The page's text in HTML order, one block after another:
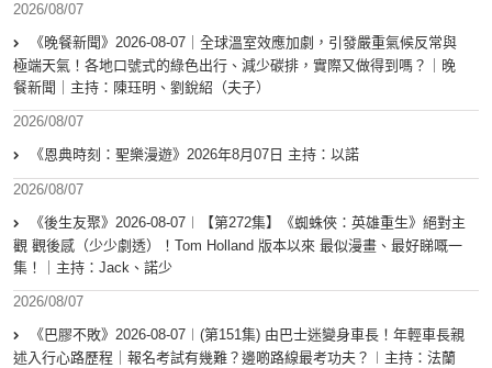
2026/08/07
《晚餐新聞》2026-08-07｜全球溫室效應加劇，引發嚴重氣候反常與
極端天氣！各地口號式的綠色出行、減少碳排，實際又做得到嗎？｜晚
餐新聞｜主持：陳珏明、劉銳紹（夫子）
2026/08/07
《恩典時刻：聖樂漫遊》2026年8月07日 主持：以諾
2026/08/07
《後生友聚》2026-08-07︱【第272集】《蜘蛛俠：英雄重生》絕對主
觀 觀後感（少少劇透）！Tom Holland 版本以來 最似漫畫、最好睇嘅一
集！｜主持：Jack、諾少
2026/08/07
《巴膠不敗》2026-08-07︱(第151集) 由巴士迷變身車長！年輕車長親
述入行心路歷程｜報名考試有幾難？邊啲路線最考功夫？︱主持：法蘭